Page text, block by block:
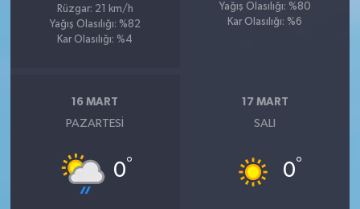
Rüzgar: 21 km/h
Yağış Olasılığı: %82
Kar Olasılığı: %4
Yağış Olasılığı: %80
Kar Olasılığı: %6
16 MART
PAZARTESI
0°
17 MART
SALI
0°